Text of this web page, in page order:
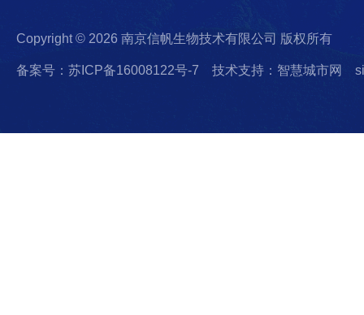
Copyright © 2026 南京信帆生物技术有限公司 版权所有
备案号：苏ICP备16008122号-7 技术支持：智慧城市网